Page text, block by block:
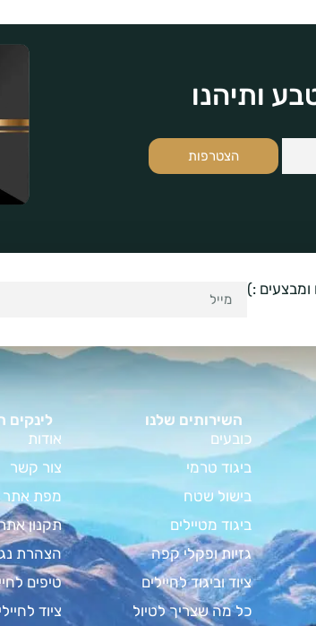
ותיהנו
הצטרפות
ומבצעים :)
השירותים שלנו
כובעים
ביגוד טרמי
בישול שטח
ביגוד מטיילים
גזיות ופקלי קפה
ציוד וביגוד לחיילים
כל מה שצריך לטיול
לינקים
אודות
צור קשר
מפת אתר
תקנון
הצהרת
טיפים
ציוד